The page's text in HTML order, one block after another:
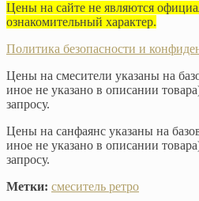
Цены на сайте не являются
ознакомительный характер.
Политика безопасности и
Цены на смесители указаны на
иное не указано в описании
запросу.
Цены на санфаянс указаны на
иное не указано в описании
запросу.
Метки: смеситель ретро